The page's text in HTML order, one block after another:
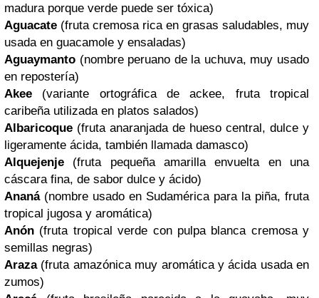
madura porque verde puede ser tóxica)
Aguacate (fruta cremosa rica en grasas saludables, muy
usada en guacamole y ensaladas)
Aguaymanto (nombre peruano de la uchuva, muy usado
en repostería)
Akee (variante ortográfica de ackee, fruta tropical
caribeña utilizada en platos salados)
Albaricoque (fruta anaranjada de hueso central, dulce y
ligeramente ácida, también llamada damasco)
Alquejenje (fruta pequeña amarilla envuelta en una
cáscara fina, de sabor dulce y ácido)
Ananá (nombre usado en Sudamérica para la piña, fruta
tropical jugosa y aromática)
Anón (fruta tropical verde con pulpa blanca cremosa y
semillas negras)
Araza (fruta amazónica muy aromática y ácida usada en
zumos)